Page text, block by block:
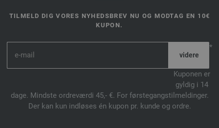
TILMELD DIG VORES NYHEDSBREV NU OG MODTAG EN 10€
KUPON.
*
Kuponen er
gyldig i 14
dage. Mindste ordreværdi 45,- €. For førstegangstilmeldinger.
Der kan kun indløses én kupon pr. kunde og ordre.